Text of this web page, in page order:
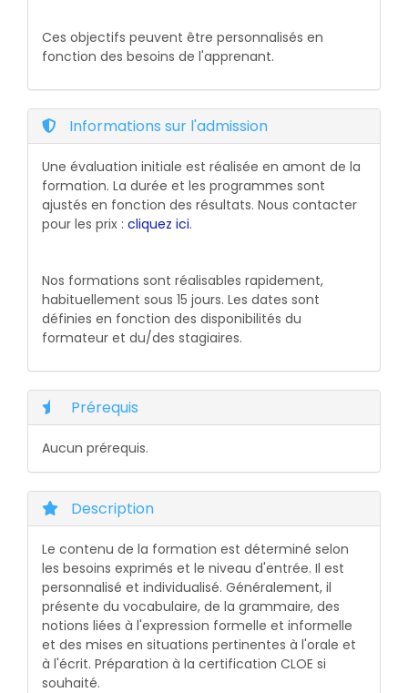
Ces objectifs peuvent être personnalisés en
fonction des besoins de l'apprenant.
Informations sur l'admission
Une évaluation initiale est réalisée en amont de la
formation. La durée et les programmes sont
ajustés en fonction des résultats. Nous contacter
pour les prix : cliquez ici.
Nos formations sont réalisables rapidement,
habituellement sous 15 jours. Les dates sont
définies en fonction des disponibilités du
formateur et du/des stagiaires.
Prérequis
Aucun prérequis.
Description
Le contenu de la formation est déterminé selon
les besoins exprimés et le niveau d'entrée. Il est
personnalisé et individualisé. Généralement, il
présente du vocabulaire, de la grammaire, des
notions liées à l'expression formelle et informelle
et des mises en situations pertinentes à l'orale et
à l'écrit. Préparation à la certification CLOE si
souhaité.